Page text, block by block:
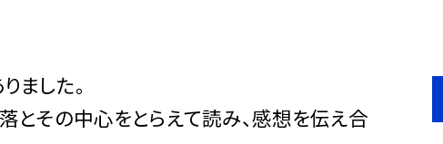
ました。
とその中心をとらえて読み、感想を伝え合